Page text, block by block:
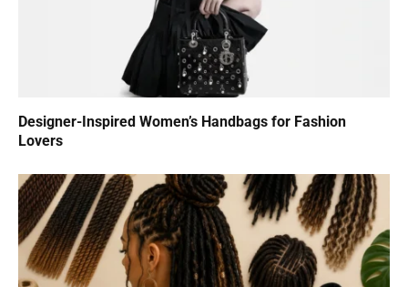
Designer-Inspired Women’s Handbags for Fashion
Lovers